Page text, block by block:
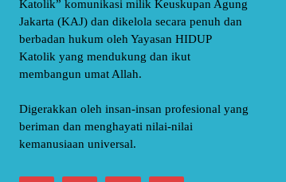
Katolik” komunikasi milik Keuskupan Agung
Jakarta (KAJ) dan dikelola secara penuh dan
berbadan hukum oleh Yayasan HIDUP
Katolik yang mendukung dan ikut
membangun umat Allah.
Digerakkan oleh insan-insan profesional yang
beriman dan menghayati nilai-nilai
kemanusiaan universal.